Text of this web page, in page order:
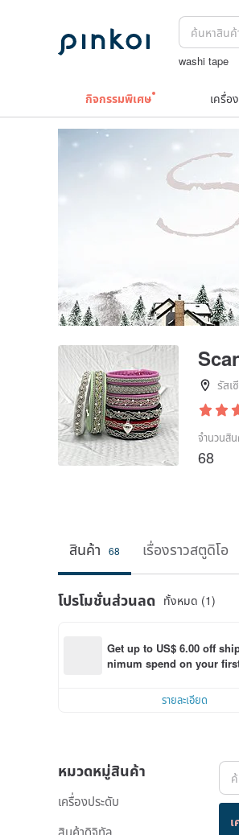
washi tape
กิจกรรมพิเศษ เครื่อ
รัสเ
จำนวนสิ
68
สินค้า 68 เรื่องราวสตูดิโอ
โปรโมชั่นส่วนลด ทั้งหมด (1)
Get up to US$ 6.00 off
nimum spend on your
รายละเอียด
หมวดหมู่สินค้า
เครื่องประดับ
สินค้าดิจิทัล
สิ